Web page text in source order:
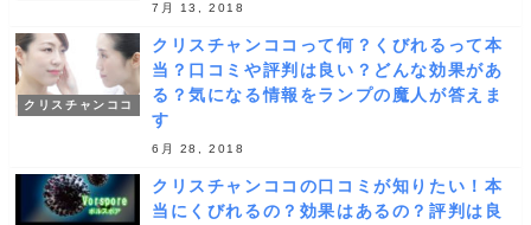
7月 13, 2018
クリスチャンココ
クリスチャンココって何？くびれるって本
当？口コミや評判は良い？どんな効果があ
る？気になる情報をランプの魔人が答えま
す
6月 28, 2018
クリスチャンココの口コミが知りたい！本
当にくびれるの？効果はあるの？評判は良